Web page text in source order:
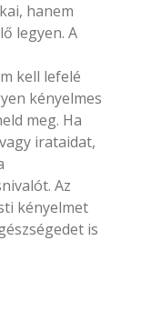
hanem
legyen. A
kell lefelé
kényelmes
meg. Ha
irataidat,
Az
kényelmet
is